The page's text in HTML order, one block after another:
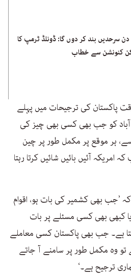
دن سرحدیں بند کر دوں گا: ڈونلڈ ٹرمپ کا
کنونشن سے خطاب
پاکستان کی ترجیحات میں پہلے
آباد کو جب بھی کسی بھی چیز کی
ہر موقع پر مکمل طور پر چین
امریکہ آئیں بائیں شائیں کرتا رہتا
کہ ’جب بھی کشمیر کی بات ہو، اقوام
کبھی بھی کسی مسئلے پر بات
ہے۔ جب بھی پاکستان کسی معاملے
وہ مکمل طور پر سامنے آ جاتے
ترجیح ہے۔‘